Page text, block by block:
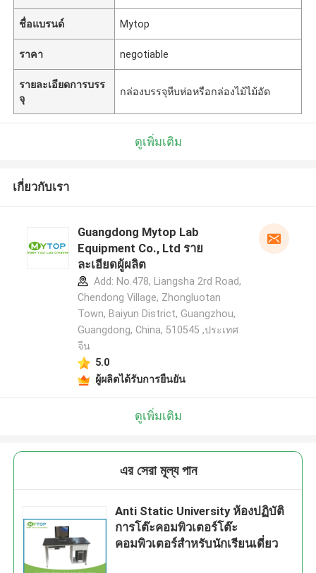
ชื่อแบรนด์ Mytop
ราคา negotiable
รายละเอียดการบรร
จุ
กล่องบรรจุหีบห่อหรือกล่องไม้ไม้อัด
ดูเพิ่มเติม
เกี่ยวกับเรา
Guangdong Mytop Lab
Equipment Co., Ltd ราย
ละเอียดผู้ผลิต
Add: No.478, Liangsha 2rd Road,
Chendong Village, Zhongluotan
Town, Baiyun District, Guangzhou,
Guangdong, China, 510545 ,ประเทศ
จีน
5.0
ผู้ผลิตได้รับการยืนยัน
ดูเพิ่มเติม
এর সেরা মূল্য পান
Anti Static University ห้องปฏิบัติ
การโต๊ะคอมพิวเตอร์โต๊ะ
คอมพิวเตอร์สำหรับนักเรียนเดี่ยว